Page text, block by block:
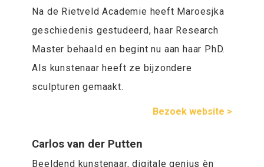
Na de Rietveld Academie heeft Maroesjka
geschiedenis gestudeerd, haar Research
Master behaald en begint nu aan haar PhD.
Als kunstenaar heeft ze bijzondere
sculpturen gemaakt.
Bezoek website >
Carlos van der Putten
Beeldend kunstenaar, digitale genius èn